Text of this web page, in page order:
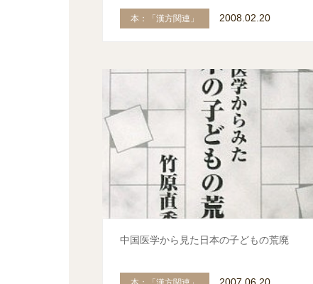
本：「漢方関連」 2008.02.20
中国医学から見た日本の子どもの荒廃
2007.06.20